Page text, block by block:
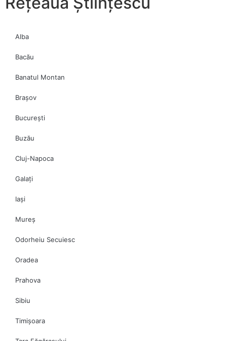
Alba
Bacău
Banatul Montan
Brașov
București
Buzău
Cluj-Napoca
Galați
Iași
Mureș
Odorheiu Secuiesc
Oradea
Prahova
Sibiu
Timișoara